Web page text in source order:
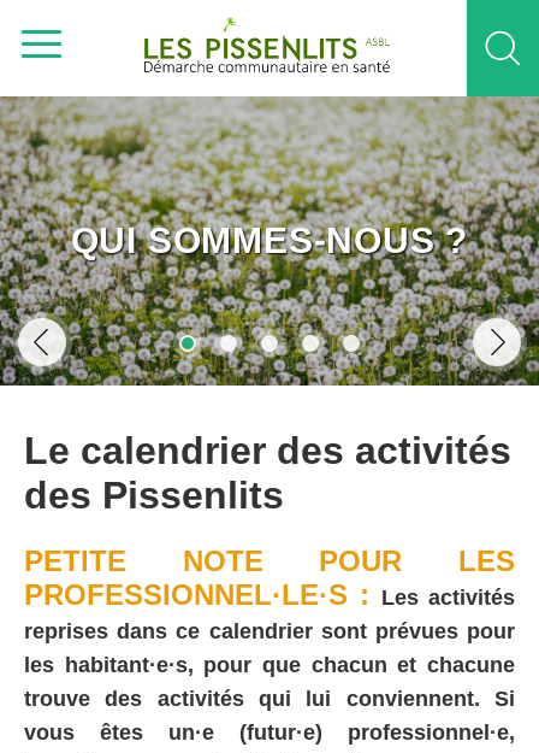
QUI SOMMES-NOUS ?
Le calendrier des activités
des Pissenlits
PETITE NOTE POUR LES
PROFESSIONNEL·LE·S :
Les activités
reprises dans ce calendrier sont prévues pour
les habitant·e·s, pour que chacun et chacune
trouve des activités qui lui conviennent. Si
vous êtes un·e (futur·e) professionnel·e,